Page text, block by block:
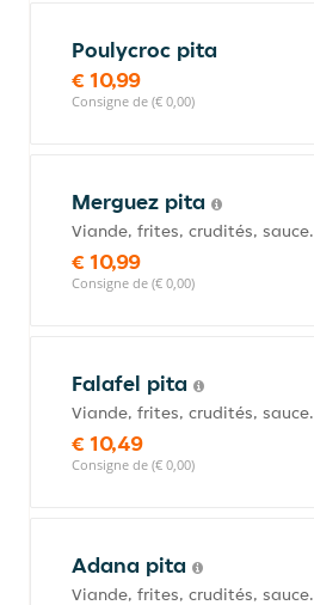
Poulycroc pita
€ 10,99
Consigne de (€ 0,00)
Merguez pita
Viande, frites, crudités, sauce.
€ 10,99
Consigne de (€ 0,00)
Falafel pita
Viande, frites, crudités, sauce.
€ 10,49
Consigne de (€ 0,00)
Adana pita
Viande, frites, crudités, sauce.